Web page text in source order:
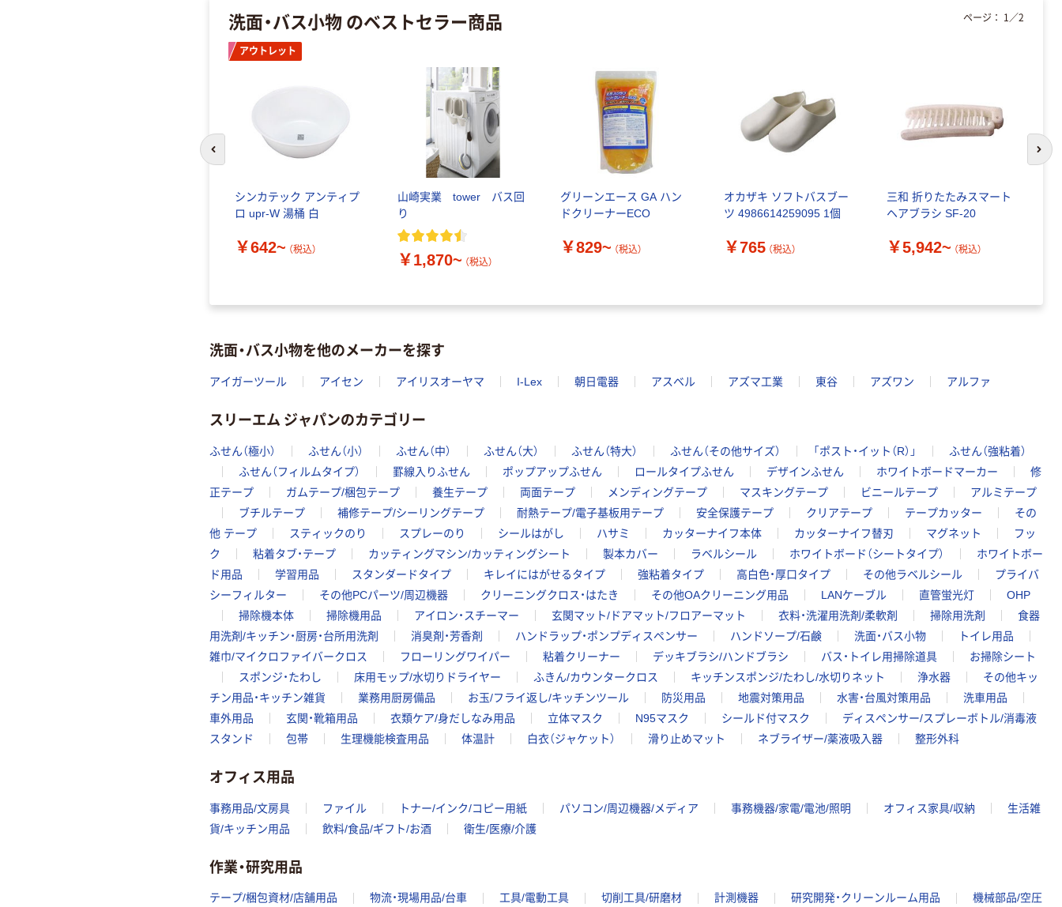
洗面・バス小物 のベストセラー商品
アウトレット
シンカテック アンティプ
ロ upr-W 湯桶 白
￥642~ （税込）
山崎実業 tower バス回
り
￥1,870~ （税込）
グリーンエース GA ハン
ドクリーナーECO
￥829~ （税込）
オカザキ ソフトバスブー
ツ 4986614259095 1個
￥765 （税込）
三和 折りたたみスマート
ヘアブラシ SF-20
￥5,942~ （税込）
ページ： 1 ／2
前のスライドへ 次
洗面・バス小物を他のメーカーを探す
アイガーツール アイセン アイリスオーヤマ I-Lex 朝日電器 アスベル アズマ工業 東谷 アズワン アルファ
スリーエム ジャパンのカテゴリー
ふせん（極小） ふせん（小） ふせん（中） ふせん（大） ふせん（特大） ふせん（その他サイズ） 「ポスト・イット（R）」
ふせん（強粘着）
ふせん（フィルムタイプ）
罫線入りふせん ポップアップふせん ロールタイプふせん デザインふせん ホワイトボードマーカー
修
正テープ
ガムテープ/梱包テープ 養生テープ 両面テープ メンディングテープ マスキングテープ ビニールテープ
アルミテープ
ブチルテープ
補修テープ/シーリングテープ 耐熱テープ/電子基板用テープ 安全保護テープ クリアテープ テープカッター
その
他 テープ
スティックのり スプレーのり シールはがし ハサミ カッターナイフ本体 カッターナイフ替刃 マグネット
フッ
ク
粘着タブ・テープ カッティングマシン/カッティングシート 製本カバー ラベルシール ホワイトボード（シートタイプ）
ホワイトボー
ド用品
学習用品 スタンダードタイプ キレイにはがせるタイプ 強粘着タイプ 高白色・厚口タイプ その他ラベルシール
プライバ
シーフィルター
その他PCパーツ/周辺機器 クリーニングクロス・はたき その他OAクリーニング用品 LANケーブル 直管蛍光灯
OHP
掃除機本体
掃除機用品 アイロン・スチーマー 玄関マット/ドアマット/フロアーマット 衣料・洗濯用洗剤/柔軟剤 掃除用洗剤
食器
用洗剤/キッチン・厨房・台所用洗剤
消臭剤・芳香剤 ハンドラップ・ポンプディスペンサー ハンドソープ/石鹸 洗面・バス小物
トイレ用品
雑巾/マイクロファイバークロス
フローリングワイパー 粘着クリーナー デッキブラシ/ハンドブラシ バス・トイレ用掃除道具
お掃除シート
スポンジ・たわし
床用モップ/水切りドライヤー ふきん/カウンタークロス キッチンスポンジ/たわし/水切りネット 浄水器
その他キッ
チン用品・キッチン雑貨
業務用厨房備品 お玉/フライ返し/キッチンツール 防災用品 地震対策用品 水害・台風対策用品
洗車用品
車外用品
玄関・靴箱用品 衣類ケア/身だしなみ用品 立体マスク N95マスク シールド付マスク
ディスペンサー/スプレーボトル/消毒液
スタンド
包帯 生理機能検査用品 体温計 白衣（ジャケット） 滑り止めマット ネブライザー/薬液吸入器 整形外科
オフィス用品
事務用品/文房具 ファイル トナー/インク/コピー用紙 パソコン/周辺機器/メディア 事務機器/家電/電池/照明 オフィス家具/収納
生活雑
貨/キッチン用品
飲料/食品/ギフト/お酒 衛生/医療/介護
作業・研究用品
テープ/梱包資材/店舗用品 物流・現場用品/台車 工具/電動工具 切削工具/研磨材 計測機器 研究開発・クリーンルーム用品 機械部品/空圧